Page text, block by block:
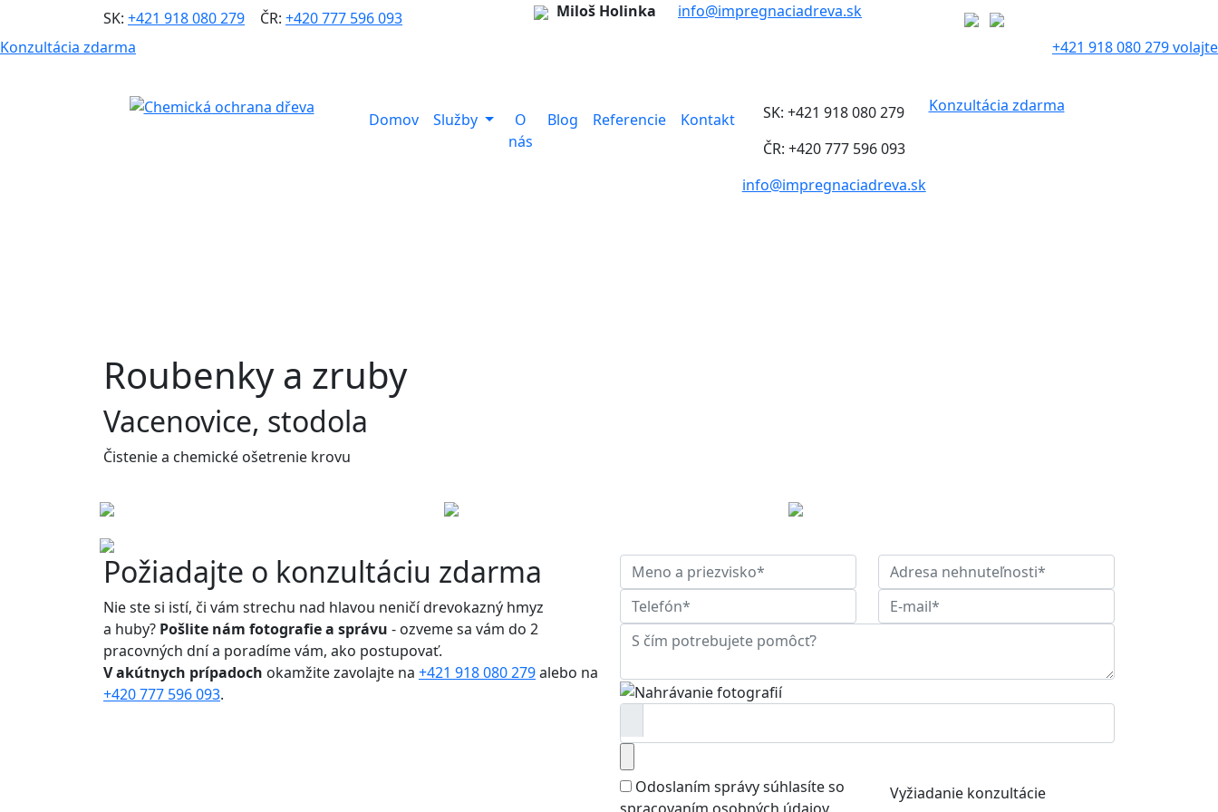
SK: +421 918 080 279 ČR: +420 777 596 093 Miloš Holinka
info@impregnaciadreva.sk
Konzultácia zdarma
+421 918 080 279 volajte
Domov Služby
O
nás
Blog Referencie Kontakt
SK: +421 918 080 279
ČR: +420 777 596 093
info@impregnaciadreva.sk
Konzultácia zdarma
Roubenky a zruby
Vacenovice, stodola
Čistenie a chemické ošetrenie krovu
Požiadajte o konzultáciu zdarma
Nie ste si istí, či vám strechu nad hlavou neničí drevokazný hmyz
a huby? Pošlite nám fotografie a správu - ozveme sa vám do 2
pracovných dní a poradíme vám, ako postupovať.
V akútnych prípadoch okamžite zavolajte na +421 918 080 279alebo na
+420 777 596 093.
Odoslaním správy súhlasíte so
Vyžiadanie konzultácie